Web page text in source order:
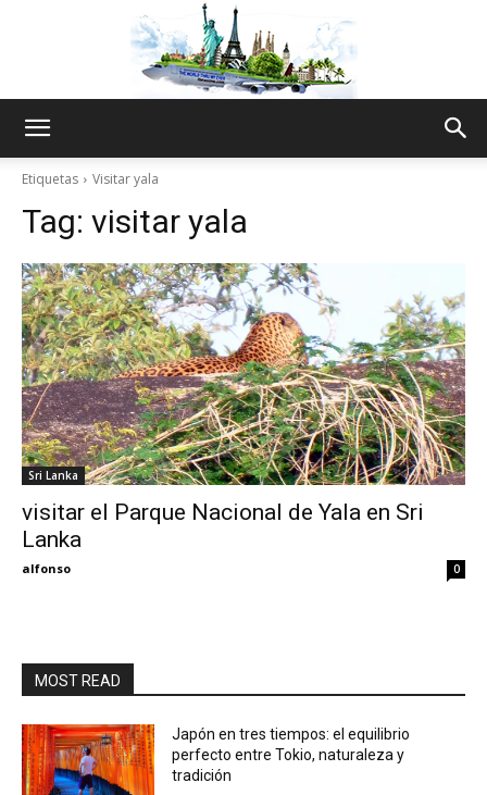
Thru
My
Etiquetas Visitar yala
Tag: visitar yala
Sri Lanka
visitar el Parque Nacional de Yala en Sri
Lanka
alfonso 0
MOST READ
Japón en tres tiempos: el equilibrio
perfecto entre Tokio, naturaleza y
tradición